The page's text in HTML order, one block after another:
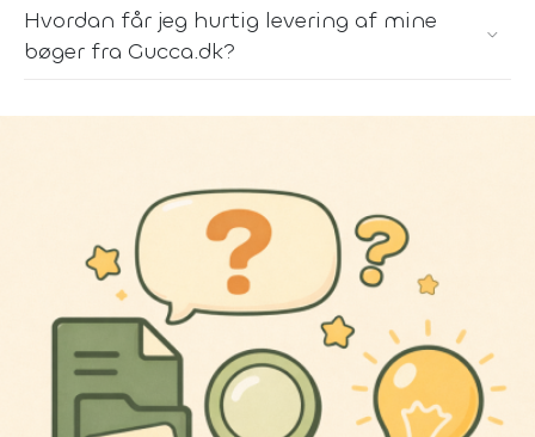
Hvordan får jeg hurtig levering af mine
bøger fra Gucca.dk?